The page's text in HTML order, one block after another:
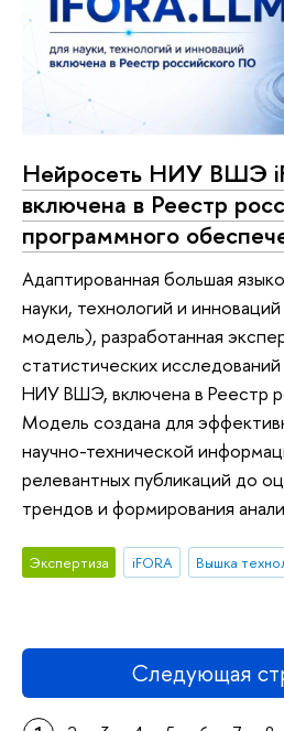
Нейросеть НИУ ВШЭ
включена в Реестр
программного
Адаптированная большая
науки, технологий и
модель), разработанная
статистических
НИУ ВШЭ, включена в Реестр
Модель создана для
научно-технической
релевантных публикаций до
трендов и формирования
Экспертиза iFORA Вышка
Следующая